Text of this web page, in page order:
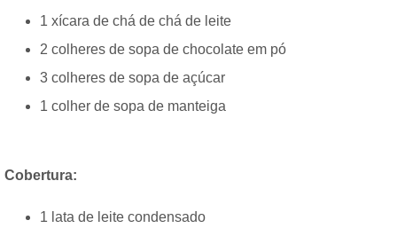
1 xícara de chá de chá de leite
2 colheres de sopa de chocolate em pó
3 colheres de sopa de açúcar
1 colher de sopa de manteiga
Cobertura:
1 lata de leite condensado